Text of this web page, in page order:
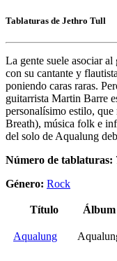
Tablaturas de Jethro Tull
La gente suele asociar
con su cantante y
poniendo caras raras.
guitarrista Martin Barre
personalísimo estilo,
Breath), música folk e
del solo de Aqualung
Número de tablaturas:
Género: Rock
Título Álbum
Aqualung